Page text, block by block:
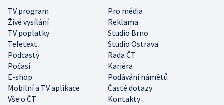
TV program
Pro média
Živé vysílání
Reklama
TV poplatky
Studio Brno
Teletext
Studio Ostrava
Podcasty
Rada ČT
Počasí
Kariéra
E-shop
Podávání námětů
Mobilní a TV aplikace
Časté dotazy
Vše o ČT
Kontakty